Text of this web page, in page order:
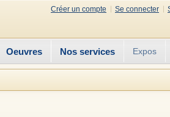
Créer un compte Se connecter
Oeuvres Nos services Expos